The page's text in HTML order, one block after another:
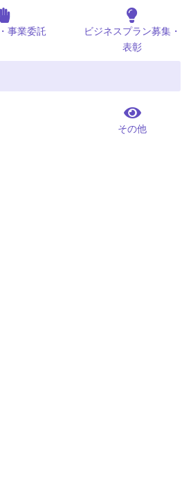
事業委託
ビジネスプラン募集・
表彰
その他